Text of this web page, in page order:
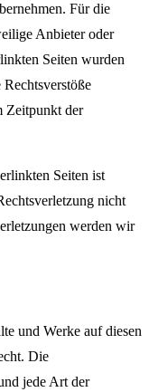
Für die
Anbieter oder
Seiten wurden
Zeitpunkt der
Seiten ist
nicht
werden wir
und Werke auf diesen
Die
jede Art der